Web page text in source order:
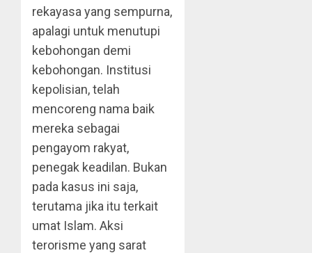
rekayasa yang sempurna,
apalagi untuk menutupi
kebohongan demi
kebohongan. Institusi
kepolisian, telah
mencoreng nama baik
mereka sebagai
pengayom rakyat,
penegak keadilan. Bukan
pada kasus ini saja,
terutama jika itu terkait
umat Islam. Aksi
terorisme yang sarat